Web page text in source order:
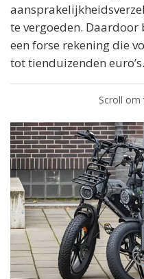
te vergoeden.
een forse rekening die
tot tienduizenden euro’s.
Scroll om